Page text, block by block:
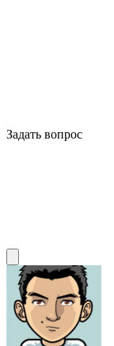
Задать вопрос